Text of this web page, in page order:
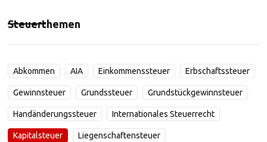
Steuerthemen
Abkommen AIA Einkommenssteuer Erbschaftssteuer
Gewinnsteuer Grundssteuer Grundstückgewinnsteuer
Handänderungssteuer Internationales Steuerrecht
Kapitalsteuer Liegenschaftensteuer